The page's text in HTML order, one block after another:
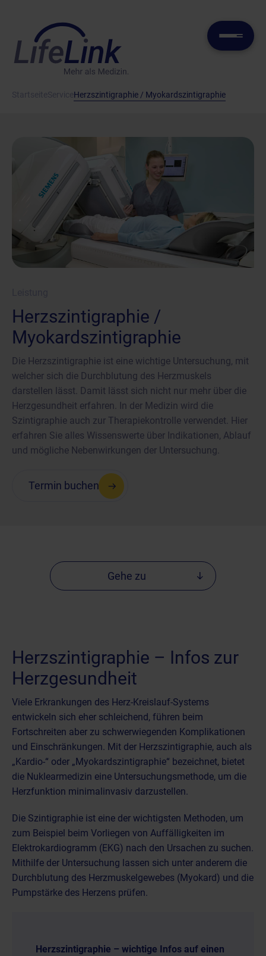
Herzszintigraphie / Myokardszintigraphie
Herzszintigraphie /
Myokardszintigraphie
Die Herzszintigraphie ist eine wichtige Untersuchung, mit
welcher sich die Durchblutung des Herzmuskels
darstellen lässt. Damit lässt sich nicht nur mehr über die
Herzgesundheit erfahren. In der Medizin wird die
Szintigraphie auch zur Therapiekontrolle verwendet. Hier
erfahren Sie alles Wissenswerte über Indikationen, Ablauf
und mögliche Nebenwirkungen der Untersuchung.
Termin buchen
Gehe zu
Herzszintigraphie – Infos zur
Herzgesundheit
Viele Erkrankungen des Herz-Kreislauf-Systems
entwickeln sich eher schleichend, führen beim
Fortschreiten aber zu schwerwiegenden Komplikationen
und Einschränkungen. Mit der Herzszintigraphie, auch als
„Kardio-“ oder „Myokardszintigraphie“ bezeichnet, bietet
die Nuklearmedizin eine Untersuchungsmethode, um die
Herzfunktion minimalinvasiv darzustellen.
Die Szintigraphie ist eine der wichtigsten Methoden, um
zum Beispiel beim Vorliegen von Auffälligkeiten im
Elektrokardiogramm (EKG) nach den Ursachen zu suchen.
Mithilfe der Untersuchung lassen sich unter anderem die
Durchblutung des Herzmuskelgewebes (Myokard) und die
Pumpstärke des Herzens prüfen.
Herzszintigraphie – wichtige Infos auf einen